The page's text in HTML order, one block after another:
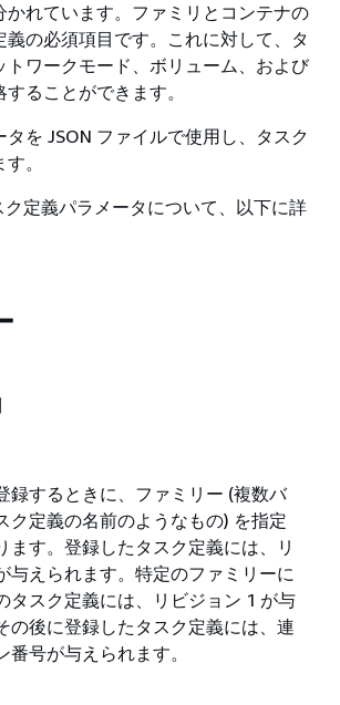
かれています。ファミリとコンテナの
義の必須項目です。これに対して、タ
トワークモード、ボリューム、および
ることができます。
タを JSON ファイルで使用し、タスク
。
定義パラメータについて、以下に詳
録するときに、ファミリー (複数バ
ク定義の名前のようなもの) を指定
ます。登録したタスク定義には、リ
与えられます。特定のファミリーに
タスク定義には、リビジョン 1 が与
の後に登録したタスク定義には、連
番号が与えられます。